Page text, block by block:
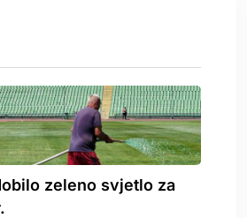
zeleno svjetlo za